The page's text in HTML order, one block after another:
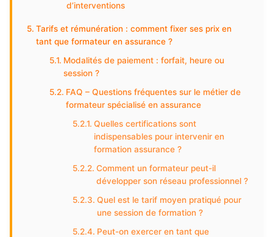
d’interventions
Tarifs et rémunération : comment fixer ses prix en
tant que formateur en assurance ?
Modalités de paiement : forfait, heure ou
session ?
FAQ – Questions fréquentes sur le métier de
formateur spécialisé en assurance
Quelles certifications sont
indispensables pour intervenir en
formation assurance ?
Comment un formateur peut-il
développer son réseau professionnel ?
Quel est le tarif moyen pratiqué pour
une session de formation ?
Peut-on exercer en tant que